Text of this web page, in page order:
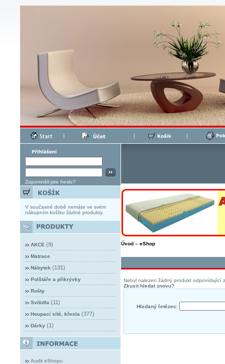
| | |
Zapomněli jste heslo?
V současné době nemáte ve svém
nákupním košíku žádné produkty.
AKCE (9)
Matrace
Nábytek (131)
Polštáře a přikrývky
Rošty
Svítidla (11)
Houpací sítě, křesla (377)
Dárky(1)
Audit eShopu
Úvod» eShop
Nebyl nalezen žádný produkt odpovídající
Zkusit hledat znovu?
Hledaný řetězec: